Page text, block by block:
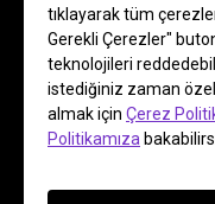
tıklayarak tüm
Gerekli Çerezler"
teknolojileri
istediğiniz zaman
almak için Çerez
Politikamıza